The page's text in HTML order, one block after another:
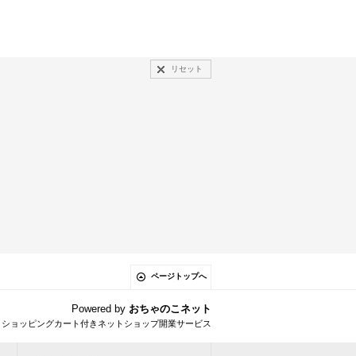
リセット
ページトップへ
Powered by おちゃのこネット
ョッピングカート付きネットショップ開業サービス